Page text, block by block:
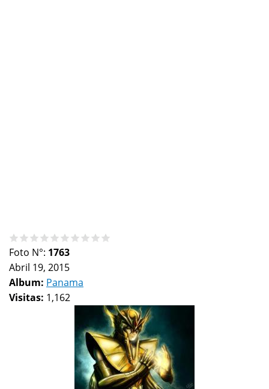
Foto N°: 1763
Abril 19, 2015
Album: Panama
Visitas: 1,162